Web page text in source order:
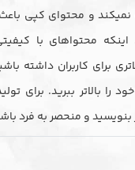
نمیکند و محتوای کپی
محتواهای با
برای کاربران داشته
را بالاتر ببرید. برای
بنویسید و منحصر به فرد